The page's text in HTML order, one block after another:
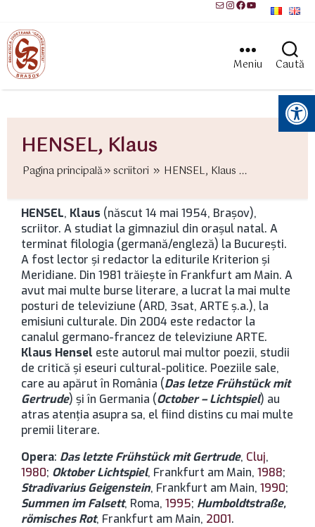
MailInstagram
Facebook
YouTube
Meniu Caută
Instrumente pentru accesibilitate
HENSEL, Klaus
Pagina principală scriitori HENSEL, Klaus ...
HENSEL, Klaus (născut 14 mai 1954, Brașov),
scriitor. A studiat la gimnaziul din oraşul natal. A
terminat filologia (germană/engleză) la București.
A fost lector și redactor la editurile Kriterion şi
Meridiane. Din 1981 trăieşte în Frankfurt am Main. A
avut mai multe burse literare, a lucrat la mai multe
posturi de televiziune (ARD, 3sat, ARTE ș.a.), la
emisiuni culturale. Din 2004 este redactor la
canalul germano-francez de televiziune ARTE.
Klaus Hensel este autorul mai multor poezii, studii
de critică şi eseuri cultural-politice. Poeziile sale,
care au apărut în România (Das letze Frühstück mit
Gertrude) şi în Germania (October – Lichtspiel) au
atras atenţia asupra sa, el fiind distins cu mai multe
premii literare.
Opera: Das letzte Frühstück mit Gertrude, Cluj,
1980; Oktober Lichtspiel, Frankfurt am Main, 1988;
Stradivarius Geigenstein, Frankfurt am Main, 1990;
Summen im Falsett, Roma, 1995; Humboldtstraße,
römisches Rot, Frankfurt am Main, 2001.